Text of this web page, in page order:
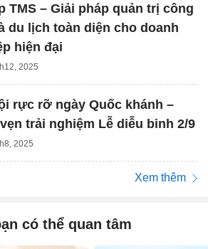
TMS – Giải pháp quản trị công
du lịch toàn diện cho doanh
hiện đại
2025
rực rỡ ngày Quốc khánh –
trải nghiệm Lễ diễu binh 2/9
2025
Xem thêm
có thể quan tâm